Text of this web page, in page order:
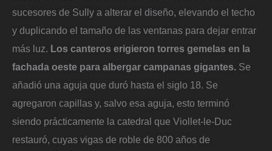
sucesores de Sully a alterar el diseño, elevando el techo
y duplicando el tamaño de las ventanas para dejar entrar
más luz. Los canteros erigieron torres gemelas en la
fachada oeste para albergar campanas gigantes. Se
añadió una aguja que duró hasta el siglo 18. Se
agregaron capillas y, salvo esa aguja, esto terminó
siendo prácticamente la catedral que Viollet-le-Duc
restauró, cuyas vigas de roble de 800 años de